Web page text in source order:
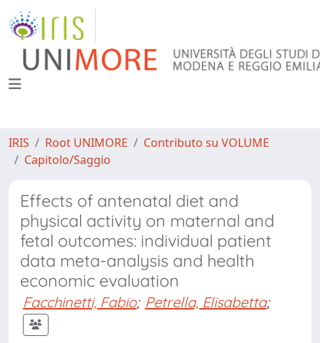
IRIS Root UNIMORE
Contributo su VOLUME
Capitolo/Saggio
Effects of antenatal diet and
physical activity on maternal and
fetal outcomes: individual patient
data meta-analysis and health
economic evaluation
Facchinetti, Fabio; Petrella, Elisabetta;